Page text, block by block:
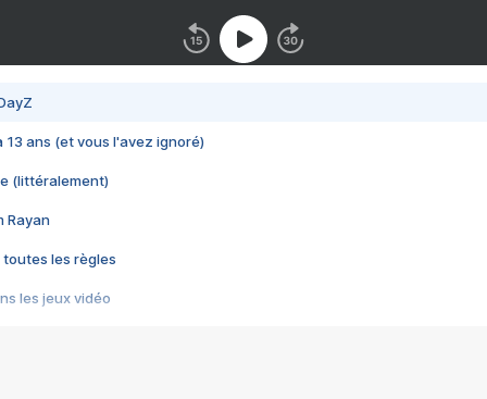
13 ans (et vous l'avez ignoré)
(littéralement)
Rayan
toutes les règles
les jeux vidéo